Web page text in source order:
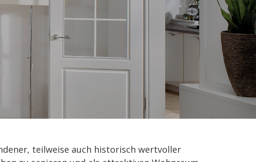
teilweise auch historisch wertvoller